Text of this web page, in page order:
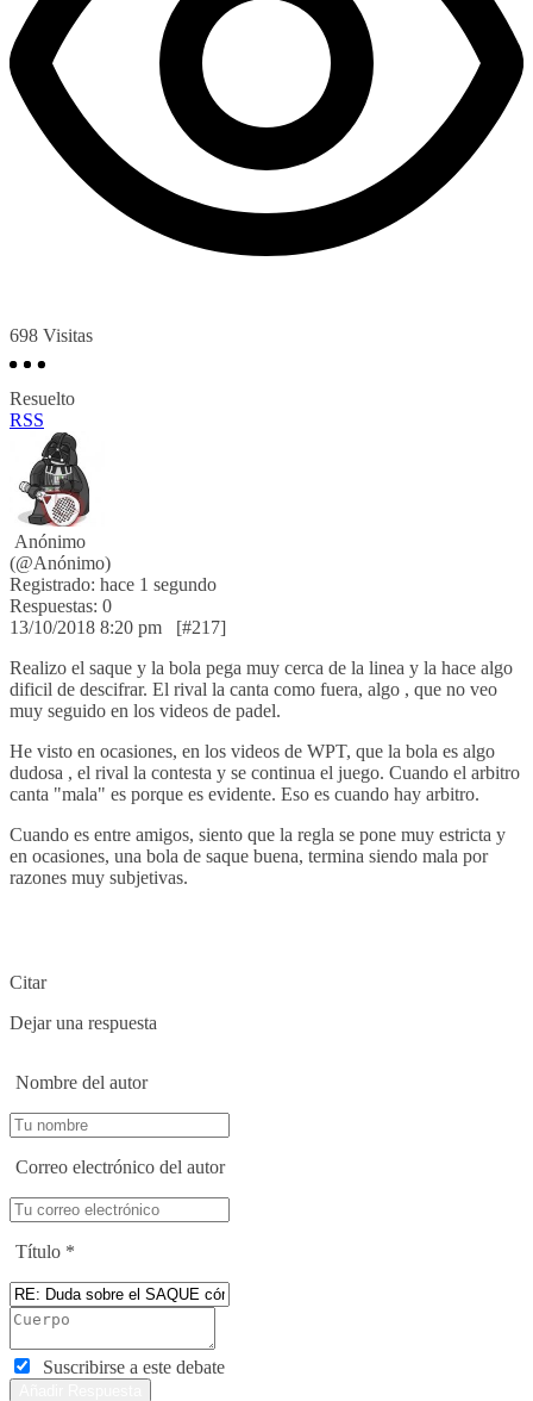
698 Visitas
Resuelto
RSS
Anónimo
(@Anónimo)
Registrado: hace 1 segundo
Respuestas: 0
13/10/2018 8:20 pm
[#217]
Realizo el saque y la bola pega muy cerca de la linea y la hace algo
dificil de descifrar. El rival la canta como fuera, algo , que no veo
muy seguido en los videos de padel.
He visto en ocasiones, en los videos de WPT, que la bola es algo
dudosa , el rival la contesta y se continua el juego. Cuando el arbitro
canta "mala" es porque es evidente. Eso es cuando hay arbitro.
Cuando es entre amigos, siento que la regla se pone muy estricta y
en ocasiones, una bola de saque buena, termina siendo mala por
razones muy subjetivas.
Citar
Dejar una respuesta
Nombre del autor
Correo electrónico del autor
Título *
Suscribirse a este debate